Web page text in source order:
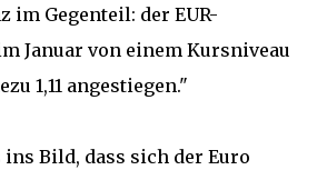
im Gegenteil: der EUR-
Januar von einem Kursniveau
1,11 angestiegen."
Bild, dass sich der Euro